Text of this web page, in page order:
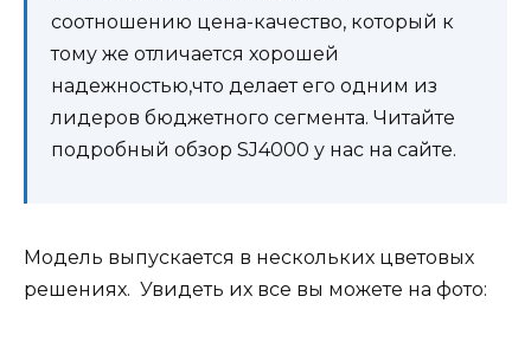
соотношению цена-качество, который к
тому же отличается хорошей
надежностью,что делает его одним из
лидеров бюджетного сегмента. Читайте
подробный обзор SJ4000 у нас на сайте.
Модель выпускается в нескольких цветовых
решениях. Увидеть их все вы можете на фото: